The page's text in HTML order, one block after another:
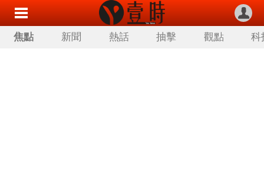
焦點 新聞 熱話 抽擊 觀點 科